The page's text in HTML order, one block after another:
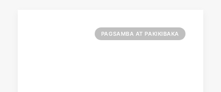
PAGSAMBA AT PAKIKIBAKA